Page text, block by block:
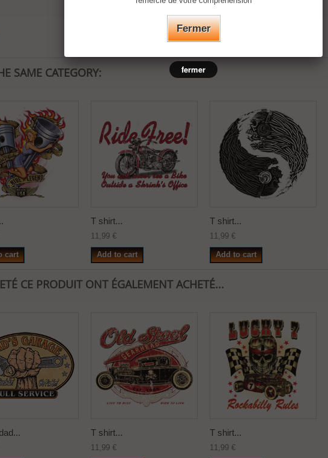
SAME CATEGORY:
cart
T shirt...
11,99 €
Add to cart
T shirt...
11,99 €
Add to cart
CE PRODUIT ONT ÉGALEMENT ACHETÉ...
T shirt...
11,99 €
T shirt...
11,99 €
Fermer
fermer